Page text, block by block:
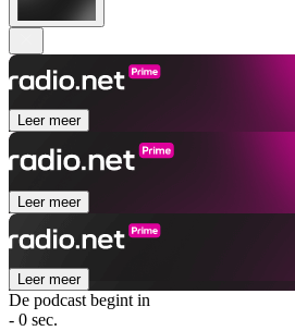
Leer meer
Leer meer
Leer meer
De podcast begint in
- 0 sec.